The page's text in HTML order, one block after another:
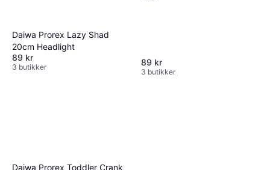
Daiwa Prorex Lazy Shad
20cm Headlight
89 kr
3 butikker 89 kr
3 butikker
Daiwa Prorex Toddler Crank